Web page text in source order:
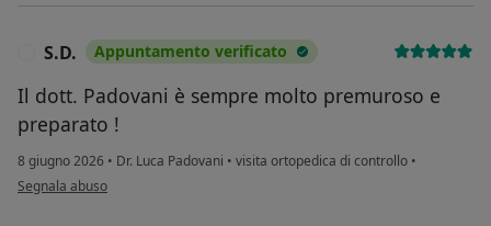
S.D. Appuntamento verificato
Il dott. Padovani è sempre molto premuroso e
preparato !
8 giugno 2026 • Dr. Luca Padovani • visita ortopedica di controllo •
secondo l'opinione dell'utente S.D.
Segnala abuso